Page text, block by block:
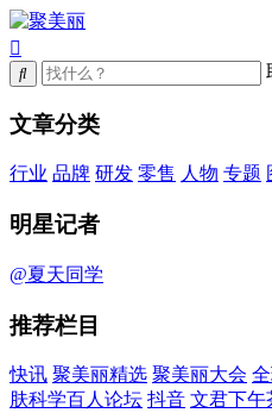
文章分类
行业 品牌 研发 零售 人物 专题
明星记者
@夏天同学
推荐栏目
快讯 聚美丽精选 聚美丽大会
肤科学百人论坛 抖音 文君下午